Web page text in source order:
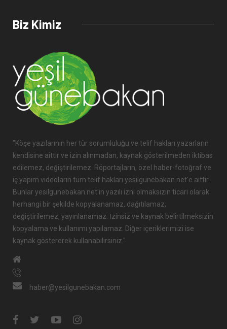
Biz Kimiz
"Köşe yazılarının her tür sorumluluğu ve telif hakları yazarların
kendisine aittir ve izin alınmadan, kaynak gösterilmeden iktibas
edilemez, değiştirilemez. Röportajların, özel haber-fotoğraf ve
iç yapım videoların tüm telif hakları yesilgunebakan.net'e aittir.
Bunlar yesilgunebakan.net'in yazılı izni olmaksızın ticari olarak
herhangi bir şekilde kopyalanamaz, dağıtılamaz,
değiştirilemez, yayınlanamaz. İzinsiz ve kaynak belirtilmeksizin
kopyalama ve kullanımı yapılamaz. Diğer içeriklerimizi ise
kaynak göstererek kullanabilirsiniz."
haber@yesilgunebakan.com